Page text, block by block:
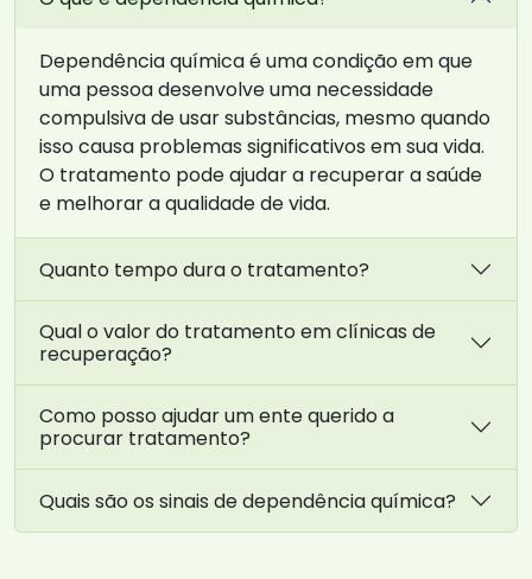
Dependência química é uma condição em que
uma pessoa desenvolve uma necessidade
compulsiva de usar substâncias, mesmo quando
isso causa problemas significativos em sua vida.
O tratamento pode ajudar a recuperar a saúde
e melhorar a qualidade de vida.
Quanto tempo dura o tratamento?
Qual o valor do tratamento em clínicas de
recuperação?
Como posso ajudar um ente querido a
procurar tratamento?
Quais são os sinais de dependência química?